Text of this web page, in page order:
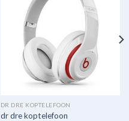
DR DRE KOPTELEFOON
dr dre koptelefoon